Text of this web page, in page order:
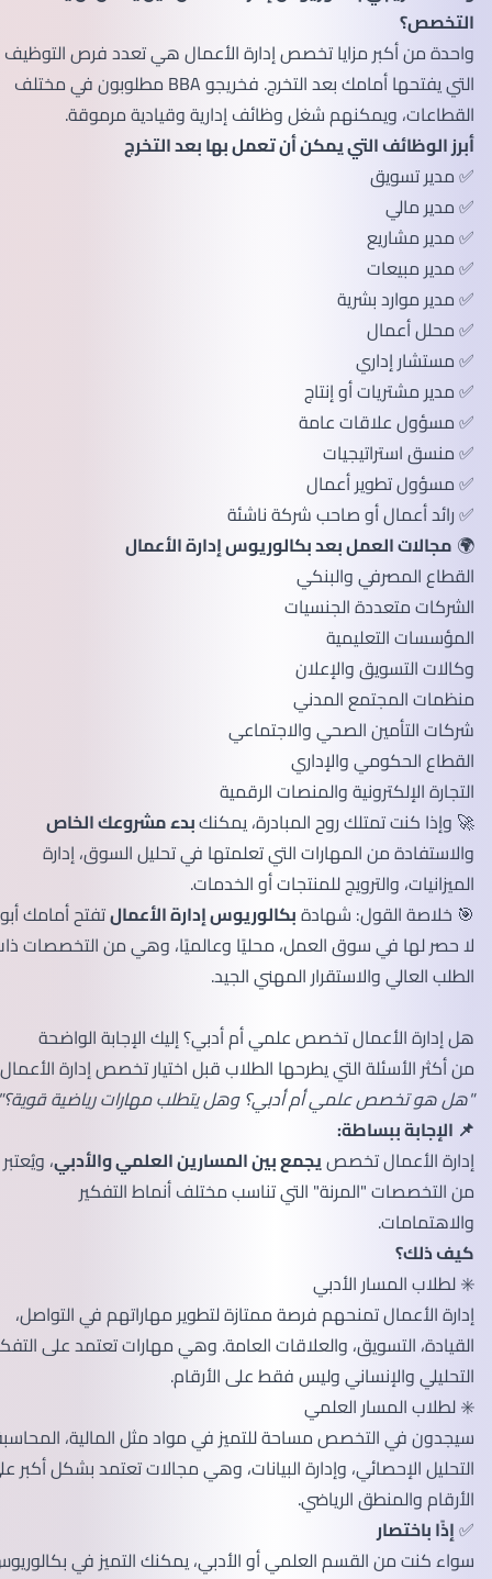
التخصص؟
واحدة من أكبر مزايا تخصص إدارة الأعمال هي تعدد فرص التوظيف
التي يفتحها أمامك بعد التخرج. فخريجو BBA مطلوبون في مختلف
القطاعات، ويمكنهم شغل وظائف إدارية وقيادية مرموقة.
أبرز الوظائف التي يمكن أن تعمل بها بعد التخرج
✅ مدير تسويق
✅ مدير مالي
✅ مدير مشاريع
✅ مدير مبيعات
✅ مدير موارد بشرية
✅ محلل أعمال
✅ مستشار إداري
✅ مدير مشتريات أو إنتاج
✅ مسؤول علاقات عامة
✅ منسق استراتيجيات
✅ مسؤول تطوير أعمال
✅ رائد أعمال أو صاحب شركة ناشئة
🌍مجالات العمل بعد بكالوريوس إدارة الأعمال
القطاع المصرفي والبنكي
الشركات متعددة الجنسيات
المؤسسات التعليمية
وكالات التسويق والإعلان
منظمات المجتمع المدني
شركات التأمين الصحي والاجتماعي
القطاع الحكومي والإداري
التجارة الإلكترونية والمنصات الرقمية
🚀 وإذا كنت تمتلك روح المبادرة، يمكنكبدء مشروعك الخاص
والاستفادة من المهارات التي تعلمتها في تحليل السوق، إدارة
الميزانيات، والترويج للمنتجات أو الخدمات.
🎯 خلاصة القول: شهادةبكالوريوس إدارة الأعمالتفتح أمامك أبوابًا
لا حصر لها في سوق العمل، محليًا وعالميًا، وهي من التخصصات ذات
الطلب العالي والاستقرار المهني الجيد.
هل إدارة الأعمال تخصص علمي أم أدبي؟ إليك الإجابة الواضحة
من أكثر الأسئلة التي يطرحها الطلاب قبل اختيار تخصص إدارة الأعمال:
"هل هو تخصص علمي أم أدبي؟ وهل يتطلب مهارات رياضية قوية؟"
📌 الإجابة ببساطة:
إدارة الأعمال تخصصيجمع بين المسارين العلمي والأدبي، ويُعتبر
من التخصصات "المرنة" التي تناسب مختلف أنماط التفكير
والاهتمامات.
كيف ذلك؟
✳️ لطلاب المسار الأدبي
إدارة الأعمال تمنحهم فرصة ممتازة لتطوير مهاراتهم في التواصل،
القيادة، التسويق، والعلاقات العامة. وهي مهارات تعتمد على التفكير
التحليلي والإنساني وليس فقط على الأرقام.
✳️ لطلاب المسار العلمي
سيجدون في التخصص مساحة للتميز في مواد مثل المالية، المحاسبة،
التحليل الإحصائي، وإدارة البيانات، وهي مجالات تعتمد بشكل أكبر على
الأرقام والمنطق الرياضي.
✅إذًا باختصار
سواء كنت من القسم العلمي أو الأدبي، يمكنك التميز في بكالوريوس